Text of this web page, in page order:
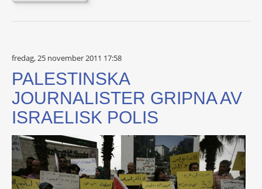
fredag, 25 november 2011 17:58
PALESTINSKA
JOURNALISTER GRIPNA AV
ISRAELISK POLIS